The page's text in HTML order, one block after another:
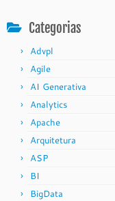
Categorias
Advpl
Agile
AI Generativa
Analytics
Apache
Arquitetura
ASP
BI
BigData